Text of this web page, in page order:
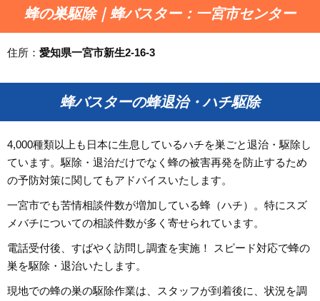
蜂の巣駆除｜蜂バスター：一宮市センター
住所： 愛知県一宮市新生2-16-3
蜂バスターの蜂退治・ハチ駆除
4,000種類以上も日本に生息しているハチを巣ごと退治・駆除し
ています。駆除・退治だけでなく蜂の被害再発を防止するため
の予防対策に関してもアドバイスいたします。
一宮市でも苦情相談件数が増加している蜂（ハチ）。特にスズ
メバチについての相談件数が多く寄せられています。
電話受付後、すばやく訪問し調査を実施！ スピード対応で蜂の
巣を駆除・退治いたします。
現地での蜂の巣の駆除作業は、スタッフが到着後に、状況を調